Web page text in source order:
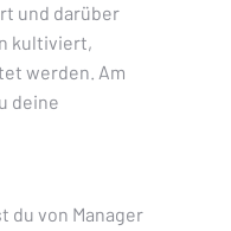
und darüber
kultiviert,
werden. Am
deine
du von Manager